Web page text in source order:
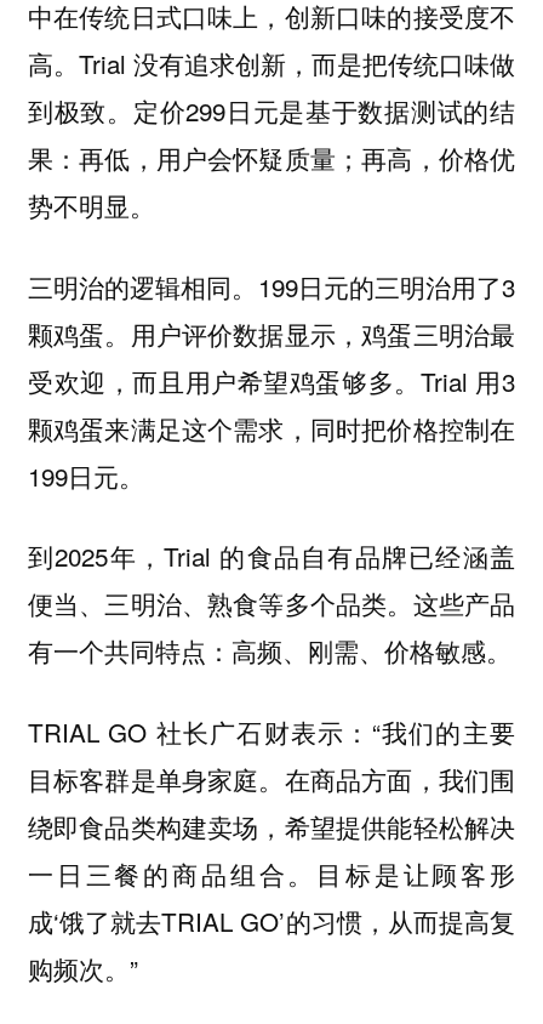
中在传统日式口味上，创新口味的接受度不
高。Trial 没有追求创新，而是把传统口味做
到极致。定价299日元是基于数据测试的结
果：再低，用户会怀疑质量；再高，价格优
势不明显。
三明治的逻辑相同。199日元的三明治用了3
颗鸡蛋。用户评价数据显示，鸡蛋三明治最
受欢迎，而且用户希望鸡蛋够多。Trial 用3
颗鸡蛋来满足这个需求，同时把价格控制在
199日元。
到2025年，Trial 的食品自有品牌已经涵盖
便当、三明治、熟食等多个品类。这些产品
有一个共同特点：高频、刚需、价格敏感。
TRIAL GO 社长广石财表示：“我们的主要
目标客群是单身家庭。在商品方面，我们围
绕即食品类构建卖场，希望提供能轻松解决
一日三餐的商品组合。目标是让顾客形
成‘饿了就去TRIAL GO’的习惯，从而提高复
购频次。”